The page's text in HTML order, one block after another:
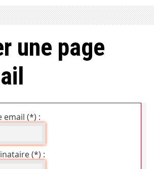
une page
email (*) :
(*) :